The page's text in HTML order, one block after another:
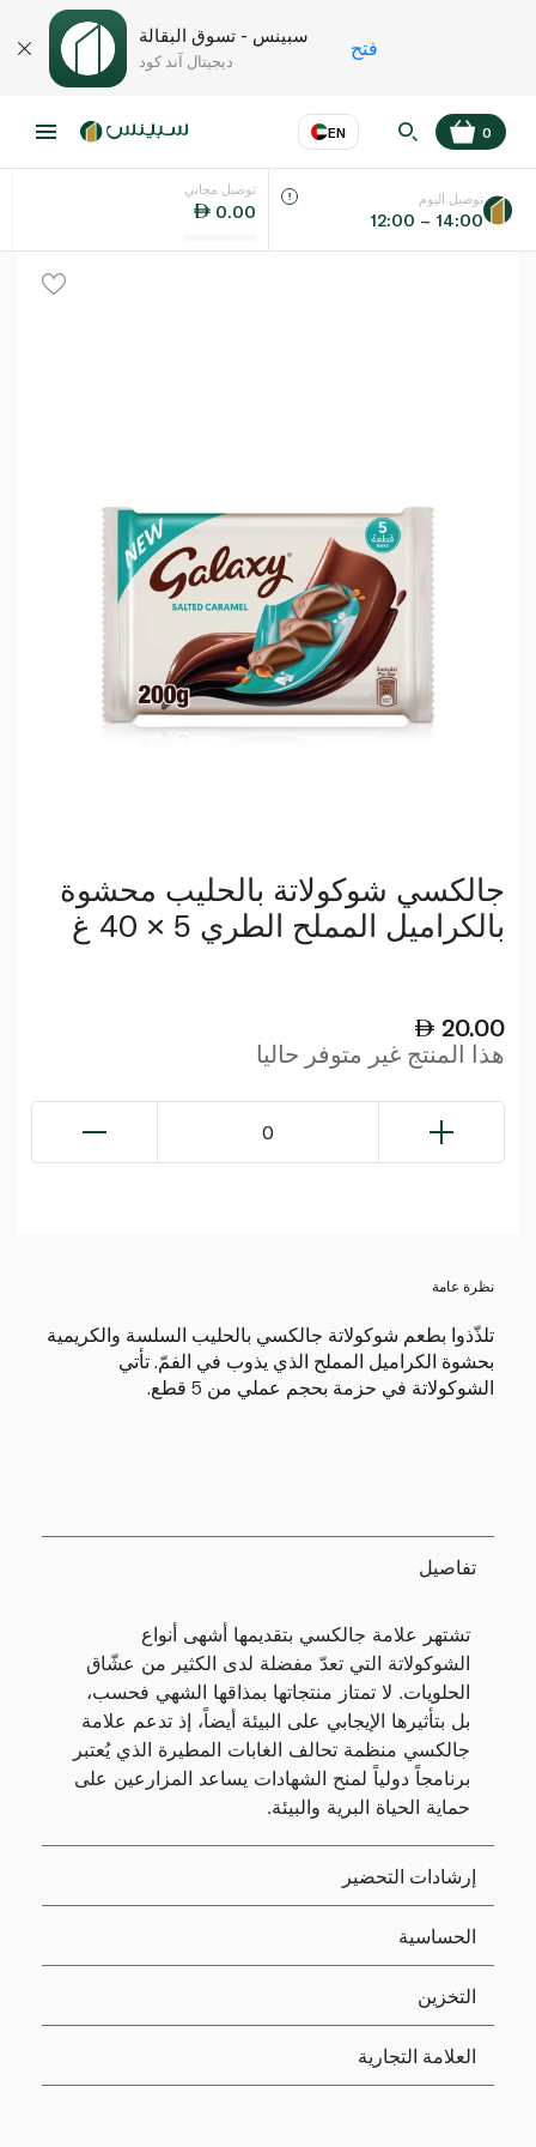
سبينس - تسوق البقالة
ديجيتال آند كود
فتح
EN
اللغة عر
0
توصيل مجاني
0.00
توصيل اليوم
12:00 – 14:00
جالكسي شوكولاتة بالحليب محشوة
بالكراميل المملح الطري 5 × 40 غ
20.00
هذا المنتج غير متوفر حاليا
0
نظرة عامة
تلذّذوا بطعم شوكولاتة جالكسي بالحليب السلسة والكريمية
بحشوة الكراميل المملح الذي يذوب في الفمّ. تأتي
الشوكولاتة في حزمة بحجم عملي من 5 قطع.
تفاصيل
تشتهر علامة جالكسي بتقديمها أشهى أنواع
الشوكولاتة التي تعدّ مفضلة لدى الكثير من عشّاق
الحلويات. لا تمتاز منتجاتها بمذاقها الشهي فحسب،
بل بتأثيرها الإيجابي على البيئة أيضاً، إذ تدعم علامة
جالكسي منظمة تحالف الغابات المطيرة الذي يُعتبر
برنامجاً دولياً لمنح الشهادات يساعد المزارعين على
حماية الحياة البرية والبيئة.
إرشادات التحضير
الحساسية
التخزين
العلامة التجارية